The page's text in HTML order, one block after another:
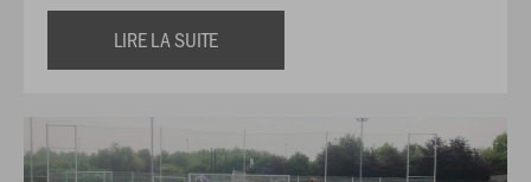
LIRE LA SUITE